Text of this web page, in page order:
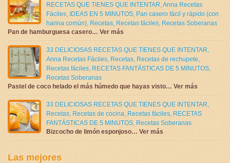
RECETAS QUE TIENES QUE INTENTAR,Anna Recetas
Fáciles, IDEAS EN 5 MINUTOS, Pan casero fácil y rápido (con
harina común), Recetas, Recetas fáciles, Recetas Soberanas
Pan de hamburguesa casero… Ver más
33 DELICIOSAS RECETAS QUE TIENES QUE INTENTAR,
Anna Recetas Fáciles, Recetas, Recetas de rechupete,
Recetas fáciles, RECETAS FANTÁSTICAS DE 5 MINUTOS,
Recetas Soberanas
Pastel de coco helado el más húmedo que hayas visto… Ver más
33 DELICIOSAS RECETAS QUE TIENES QUE INTENTAR,
Recetas, Recetas de cocina, Recetas fáciles, RECETAS
FANTÁSTICAS DE 5 MINUTOS, Recetas Soberanas
Bizcocho de limón esponjoso… Ver más
Las mejores